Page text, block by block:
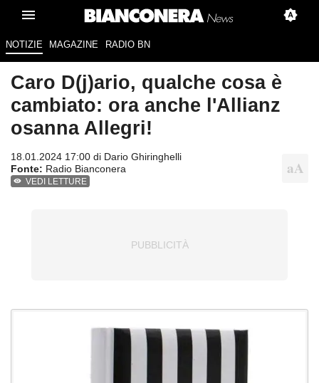
NOTIZIE MAGAZINE RADIO BN
Caro D(j)ario, qualche cosa è
cambiato: ora anche l'Allianz
osanna Allegri!
18.01.2024 17:00 di Dario Ghiringhelli
Fonte: Radio Bianconera
VEDI LETTURE